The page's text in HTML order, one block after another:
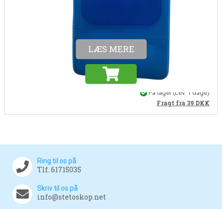
25,00
18,00 DKK (ekskl. moms)
LÆS MERE
På lager(Lev. 1 dage)
Fragt fra 39 DKK
Ring til os på
Tlf. 61715035
Skriv til os på
info@stetoskop.net